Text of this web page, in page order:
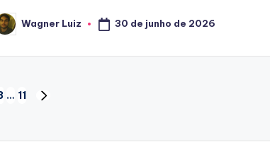
Wagner Luiz 30 de junho de 2026
… 11